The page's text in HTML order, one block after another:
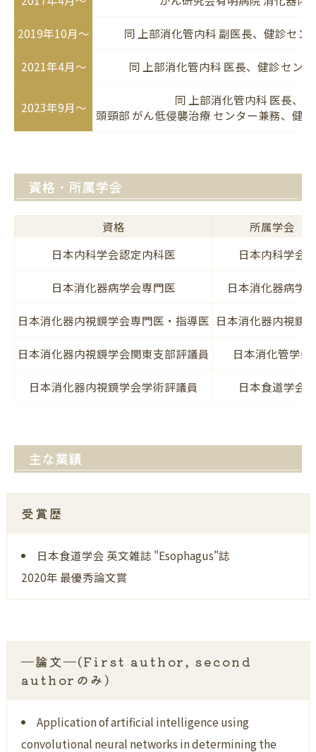
2019年10月～ 同 上部消化管内科 副医長、健診セン
2021年4月～ 同 上部消化管内科 医長、健診セン
2023年9月～
同 上部消化管内科 医長、
頭頸部 がん低侵襲治療 センター兼務、健
資格・所属学会
資格
所属学会
日本内科学会認定内科医
日本内科学会
日本消化器病学会専門医 日本消化器病学
日本消化器内視鏡学会専門医・指導医 日本消化器内視鏡
日本消化器内視鏡学会関東支部評議員 日本消化管学会
日本消化器内視鏡学会学術評議員 日本食道学会
主な業績
受賞歴
日本食道学会 英文雑誌 "Esophagus"誌
2020年 最優秀論文賞
―論文―(First author, second
authorのみ)
Application of artificial intelligence using
convolutional neural networks in determining the